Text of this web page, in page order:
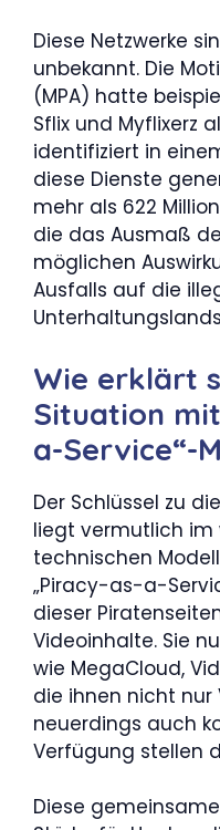
Diese Netzwerke
unbekannt. Die
(MPA) hatte
Sflix und Myflixerz
identifiziert in
diese Dienste
mehr als 622
die das Ausmaß
möglichen
Ausfalls auf die
Wie erklärt
Situation
a-Service“-
Der Schlüssel zu
liegt vermutlich
technischen
„Piracy-as-a-
dieser
Videoinhalte. Sie
wie MegaCloud,
die ihnen nicht nur
neuerdings auch
Verfügung stellen
Diese